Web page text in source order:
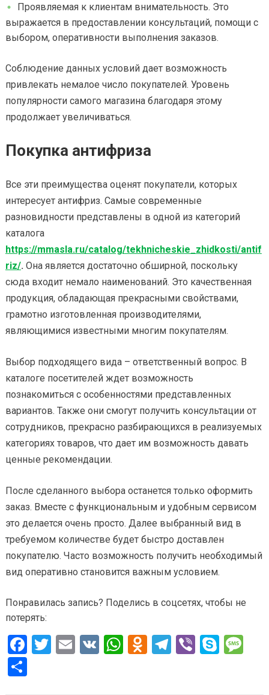
Проявляемая к клиентам внимательность. Это
выражается в предоставлении консультаций, помощи с
выбором, оперативности выполнения заказов.
Соблюдение данных условий дает возможность
привлекать немалое число покупателей. Уровень
популярности самого магазина благодаря этому
продолжает увеличиваться.
Покупка антифриза
Все эти преимущества оценят покупатели, которых
интересует антифриз. Самые современные
разновидности представлены в одной из категорий
каталога
https://mmasla.ru/catalog/tekhnicheskie_zhidkosti/antif
riz/. Она является достаточно обширной, поскольку
сюда входит немало наименований. Это качественная
продукция, обладающая прекрасными свойствами,
грамотно изготовленная производителями,
являющимися известными многим покупателям.
Выбор подходящего вида – ответственный вопрос. В
каталоге посетителей ждет возможность
познакомиться с особенностями представленных
вариантов. Также они смогут получить консультации от
сотрудников, прекрасно разбирающихся в реализуемых
категориях товаров, что дает им возможность давать
ценные рекомендации.
После сделанного выбора останется только оформить
заказ. Вместе с функциональным и удобным сервисом
это делается очень просто. Далее выбранный вид в
требуемом количестве будет быстро доставлен
покупателю. Часто возможность получить необходимый
вид оперативно становится важным условием.
Понравилась запись? Поделись в соцсетях, чтобы не
потерять:
F
a
ce
T E V W O T Vi S M
О